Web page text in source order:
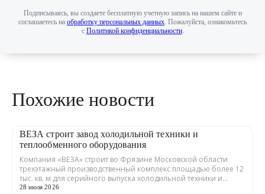
Подписываясь, вы создаете бесплатную учетную запись на нашем сайте и
соглашаетесь на обработку персональных данных . Пожалуйста, ознакомьтесь
с Политикой конфиденциальности.
Похожие новости
ВЕЗА строит завод холодильной техники и
теплообменного оборудования
Компания «ВЕЗА» строит во Фрязине Московской области
трехэтажный производственный комплекс площадью более 12
тыс. кв. м для серийного выпуска холодильной техники и
теплообменного оборудования. ...
28 июля 2026